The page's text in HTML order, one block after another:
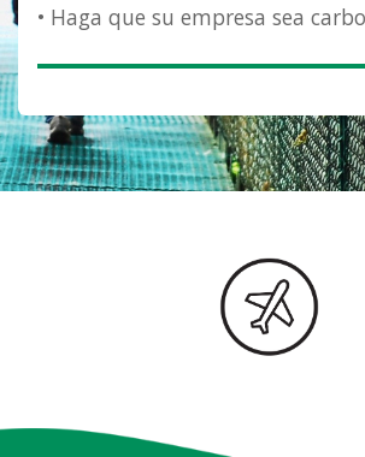
• Haga que su empresa sea